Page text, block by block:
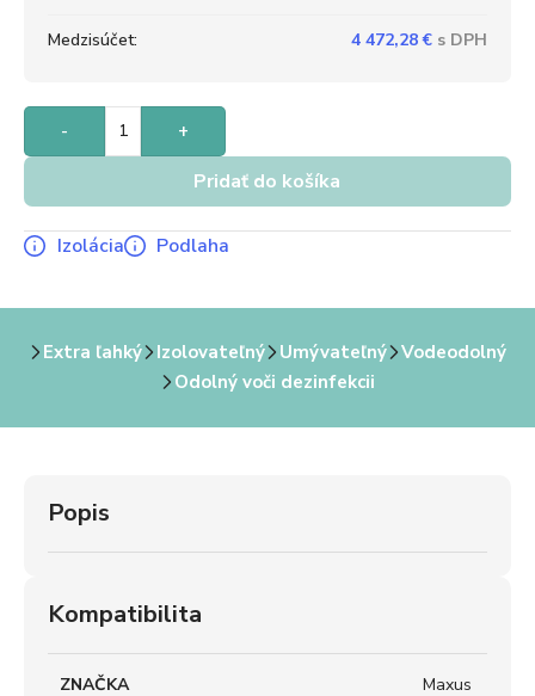
Medzisúčet: 4 472,28€
- +
Pridať do košíka
Izolácia Podlaha
Extra ľahký Izolovateľný Umývateľný
Vodeodolný
Odolný voči dezinfekcii
Popis
Kompatibilita
ZNAČKA Maxus